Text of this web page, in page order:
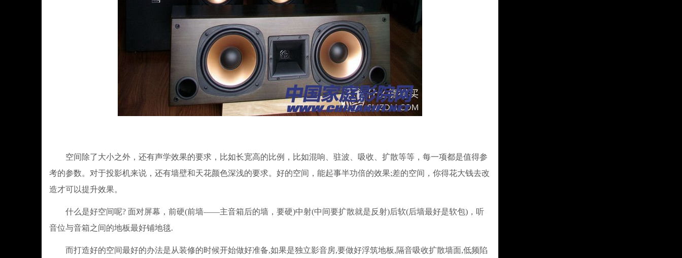
空间除了大小之外，还有声学效果的要求，比如长宽高的比例，比如混响、驻波、吸收、扩散等等，每一项都是值得参
考的参数。对于投影机来说，还有墙壁和天花颜色深浅的要求。好的空间，能起事半功倍的效果;差的空间，你得花大钱去改
造才可以提升效果。
什么是好空间呢? 面对屏幕，前硬(前墙——主音箱后的墙，要硬)中射(中间要扩散就是反射)后软(后墙最好是软包)，听
音位与音箱之间的地板最好铺地毯.
而打造好的空间最好的办法是从装修的时候开始做好准备,如果是独立影音房,要做好浮筑地板,隔音吸收扩散墙面,低频陷